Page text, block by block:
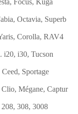
Focus, Kuga
Octavia, Superb
Corolla, RAV4
i20, i30, Tucson
Sportage
Mégane, Captur
308, 3008